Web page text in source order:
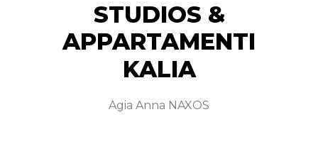
STUDIOS &
APPARTAMENTI​
KALIA​
Agia Anna NAXOS​